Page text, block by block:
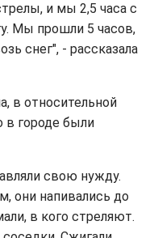
и мы 2,5 часа с
Мы прошли 5 часов,
снег", - рассказала
в относительной
в городе были
свою нужду.
они напивались до
в кого стреляют.